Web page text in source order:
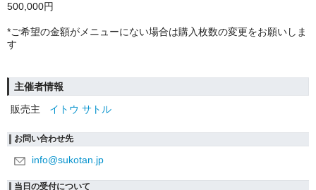
500,000円
*ご希望の金額がメニューにない場合は購入枚数の変更をお願いしま
す
主催者情報
販売主
イトウ サトル
お問い合わせ先
info@sukotan.jp
当日の受付について